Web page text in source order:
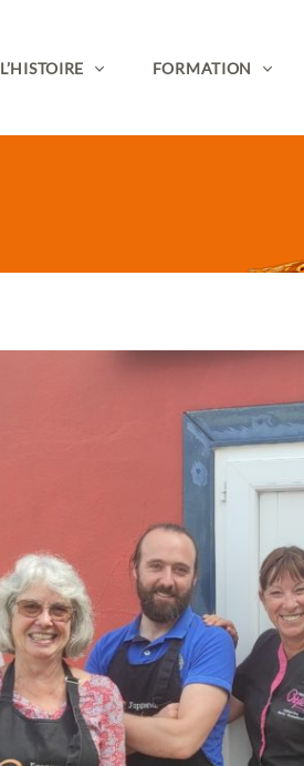
L’HISTOIRE FORMATION